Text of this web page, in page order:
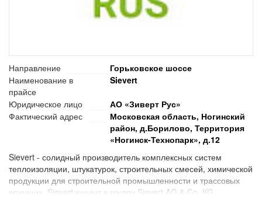
Направление
Горьковское шоссе
Наименование в
прайсе
Sievert
Юридическое лицо
АО «Зиверт Рус»
Фактический адрес
Московская область, Ногинский
район, д.Борилово, Территория
«Ногинск-Технопарк», д.12
Sievert - солидный производитель комплексных систем
теплоизоляции, штукатурок, строительных смесей, химической
продукции для строительной промышленности и трассовых
вяжущих. Sievert входит в группу Sievert AG & Co. KG,